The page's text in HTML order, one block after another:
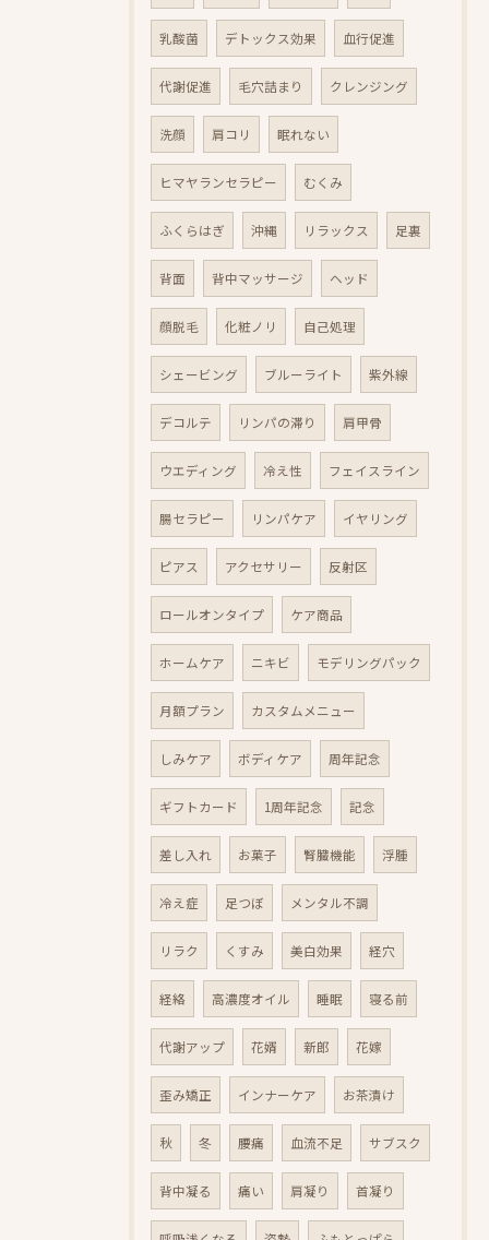
乳酸菌 デトックス効果 血行促進
代謝促進 毛穴詰まり クレンジング
洗顔 肩コリ 眠れない
ヒマヤランセラピー むくみ
ふくらはぎ 沖縄 リラックス 足裏
背面 背中マッサージ ヘッド
顔脱毛 化粧ノリ 自己処理
シェービング ブルーライト 紫外線
デコルテ リンパの滞り 肩甲骨
ウエディング 冷え性 フェイスライン
腸セラピー リンパケア イヤリング
ピアス アクセサリー 反射区
ロールオンタイプ ケア商品
ホームケア ニキビ モデリングパック
月額プラン カスタムメニュー
しみケア ボディケア 周年記念
ギフトカード 1周年記念 記念
差し入れ お菓子 腎臓機能 浮腫
冷え症 足つぼ メンタル不調
リラク くすみ 美白効果 経穴
経絡 高濃度オイル 睡眠 寝る前
代謝アップ 花婿 新郎 花嫁
歪み矯正 インナーケア お茶漬け
秋 冬 腰痛 血流不足 サブスク
背中凝る 痛い 肩凝り 首凝り